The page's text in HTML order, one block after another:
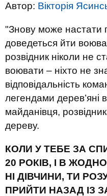
Автор: Вікторія
"Знову може настати
доведеться йти
розвідник ніколи не
воювати – ніхто не
відповідальність
легендами дерев’яні
майданівця,
дереву.
КОЛИ У ТЕБЕ ЗА
20 РОКІВ, І В
НІ ДІВЧИНИ, ТИ
ПРИЙТИ НАЗАД ІЗ